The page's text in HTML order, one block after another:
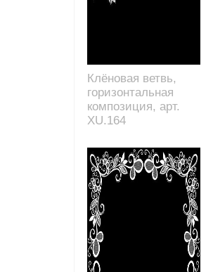
Клёновая ветвь,
горизонтальная
композиция, арт.
XU.164